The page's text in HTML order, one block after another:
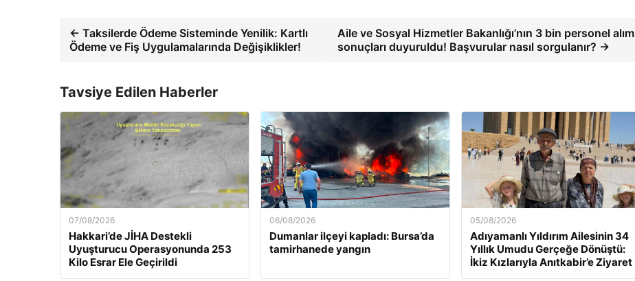
← Taksilerde Ödeme Sisteminde Yenilik: Kartlı
Ödeme ve Fiş Uygulamalarında Değişiklikler!
Aile ve Sosyal Hizmetler Bakanlığı’nın 3 bin personel alım
sonuçları duyuruldu! Başvurular nasıl sorgulanır? →
Tavsiye Edilen Haberler
07/08/2026
Hakkari’de JİHA Destekli
Uyuşturucu Operasyonunda 253
Kilo Esrar Ele Geçirildi
06/08/2026
Dumanlar ilçeyi kapladı: Bursa’da
tamirhanede yangın
05/08/2026
Adıyamanlı Yıldırım Ailesinin 34
Yıllık Umudu Gerçeğe Dönüştü:
İkiz Kızlarıyla Anıtkabir’e Ziyaret